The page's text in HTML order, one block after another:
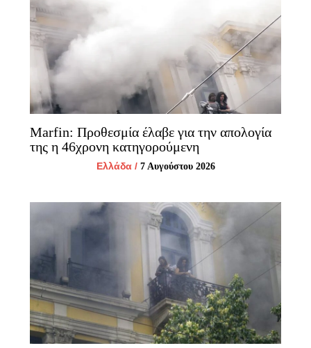
Marfin: Προθεσμία έλαβε για την απολογία
της η 46χρονη κατηγορούμενη
Ελλάδα/ 7 Αυγούστου 2026